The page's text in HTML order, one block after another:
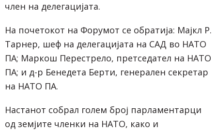
член на делегацијата.
На почетокот на Форумот се обратија: Мајкл Р.
Тарнер, шеф на делегацијата на САД во НАТО
ПА; Маркош Перестрело, претседател на НАТО
ПА; и д-р Бенедета Берти, генерален секретар
на НАТО ПА.
Настанот собрал голем број парламентарци
од земјите членки на НАТО, како и